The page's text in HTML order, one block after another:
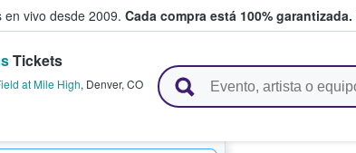
vivo desde 2009. Cada compra está 100% garantizada.
y venden boletos
Tickets
at Mile High, Denver, CO